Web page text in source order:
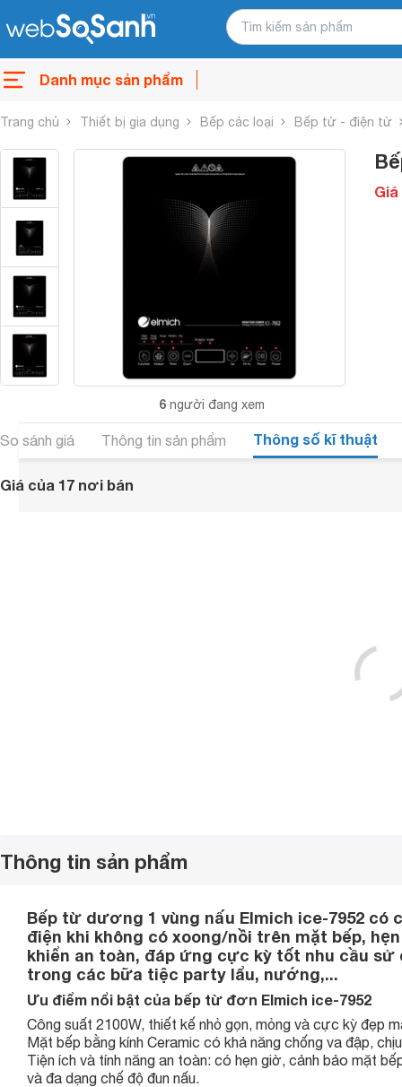
Danh mục sản phẩm
Trang chủ Thiết bị gia dụng Bếp các loại Bếp từ - điện từ
6 người đang xem
So sánh giá Thông tin sản phẩm Thông số kĩ thuật
Giá của 17 nơi bán
Thông tin sản phẩm
Bếp từ dương 1 vùng nấu Elmich ice-7952
điện khi không có xoong/nồi trên mặt bếp,
khiển an toàn, đáp ứng cực kỳ tốt nhu cầu
trong các bữa tiệc party lẩu, nướng,...
Ưu điểm nổi bật của bếp từ đơn Elmich ice-7952
Công suất 2100W, thiết kế nhỏ gọn, mỏng và cực kỳ đẹp
Mặt bếp bằng kính Ceramic có khả năng chống va đập,
Tiện ích và tính năng an toàn: có hẹn giờ, cảnh bảo mặt
và đa dạng chế độ đun nấu.